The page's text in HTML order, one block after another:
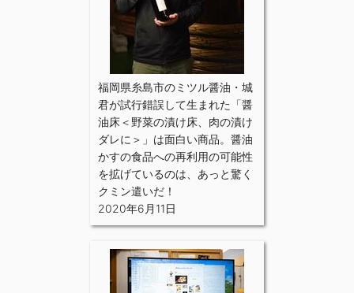
福岡県糸島市のミツル醤油・城
君が試行錯誤して生まれた「醤
油床＜野菜の漬け床、肉の漬け
ダレに＞」は面白い商品。醤油
かすの食品への再利用の可能性
を拡げているのは、あっと驚く
クミン遣いだ！
2020年6月11日